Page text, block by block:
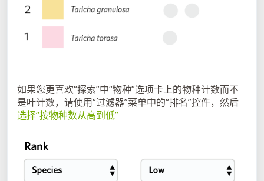
如果您更喜欢“探索”中“物种”选项卡上的物种计数而不
是叶计数，请使用“过滤器”菜单中的“排名”控件，然后
选择“按物种数从高到低”